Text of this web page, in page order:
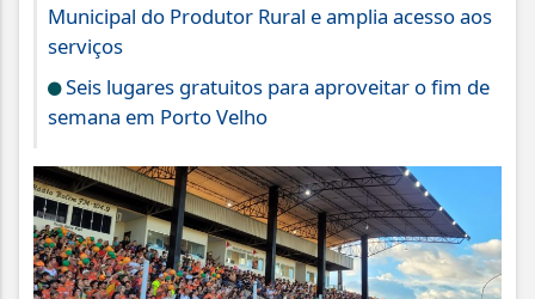
Municipal do Produtor Rural e amplia acesso aos
serviços
Seis lugares gratuitos para aproveitar o fim de
semana em Porto Velho